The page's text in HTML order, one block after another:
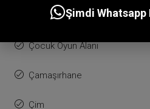
Koşu Parkurları
Çocuk Oyun Alanı
Çamaşırhane
Çim
Şimdi Whatsapp